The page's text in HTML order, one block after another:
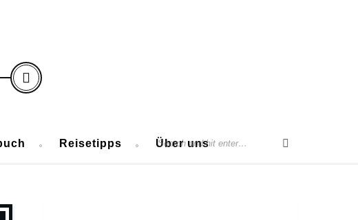
Reisetipps Über uns